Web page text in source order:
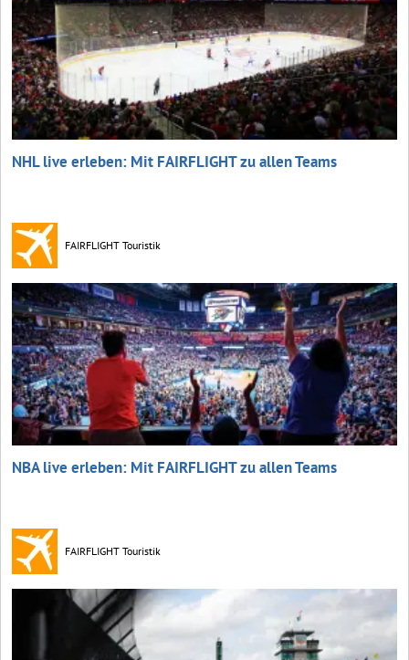
NHL live erleben: Mit FAIRFLIGHT zu allen Teams
FAIRFLIGHT Touristik
NBA live erleben: Mit FAIRFLIGHT zu allen Teams
FAIRFLIGHT Touristik